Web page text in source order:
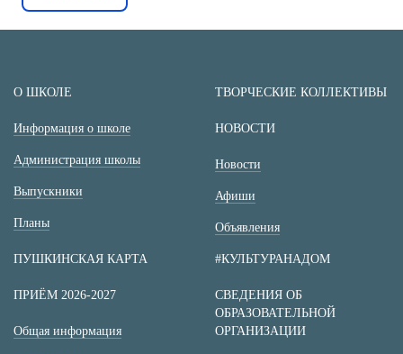
О ШКОЛЕ
Информация о школе
Администрация школы
Выпускники
Планы
ТВОРЧЕСКИЕ КОЛЛЕКТИВЫ
НОВОСТИ
Новости
Афиши
Объявления
ПУШКИНСКАЯ КАРТА #КУЛЬТУРАНАДОМ
ПРИЁМ 2026-2027
Общая информация
СВЕДЕНИЯ ОБ
ОБРАЗОВАТЕЛЬНОЙ
ОРГАНИЗАЦИИ